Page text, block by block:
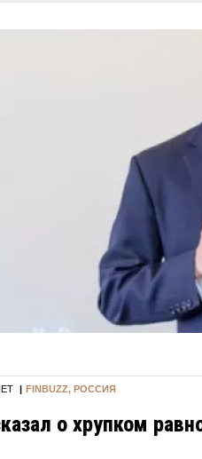
| FINBUZZ, РОССИЯ
о хрупком